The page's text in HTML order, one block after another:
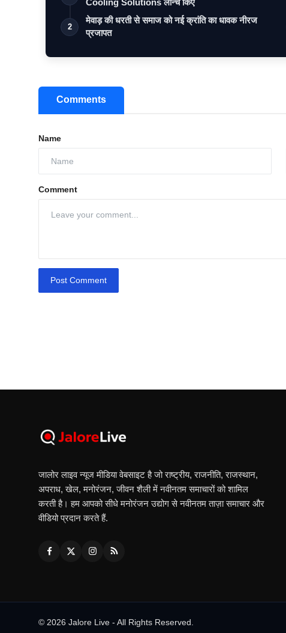
Cooling Solutions लॉन्च किए
2
मेवाड़ की धरती से समाज को नई क्रांति का धावक नीरज
प्रजापत
Comments
Name
Comment
Post Comment
जालोर लाइव न्यूज मीडिया वेबसाइट है जो राष्ट्रीय, राजनीति, राजस्थान,
अपराध, खेल, मनोरंजन, जीवन शैली में नवीनतम समाचारों को शामिल
करती है। हम आपको सीधे मनोरंजन उद्योग से नवीनतम ताज़ा समाचार और
वीडियो प्रदान करते हैं.
© 2026 Jalore Live - All Rights Reserved.